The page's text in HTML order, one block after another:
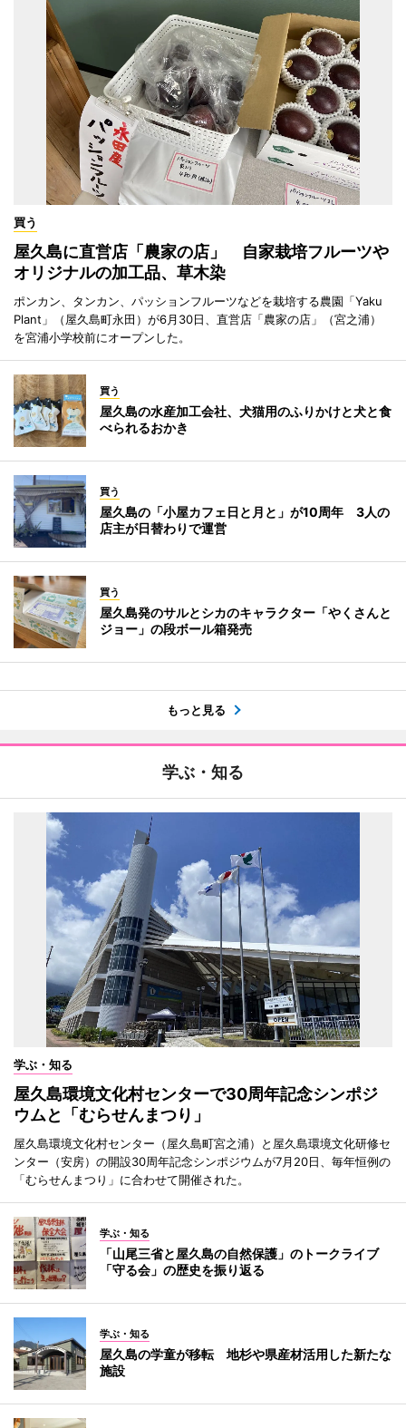
買う
屋久島に直営店「農家の店」 自家栽培フルーツや
オリジナルの加工品、草木染
ポンカン、タンカン、パッションフルーツなどを栽培する農園「Yaku
Plant」（屋久島町永田）が6月30日、直営店「農家の店」（宮之浦）
を宮浦小学校前にオープンした。
買う
屋久島の水産加工会社、犬猫用のふりかけと犬と食
べられるおかき
買う
屋久島の「小屋カフェ日と月と」が10周年 3人の
店主が日替わりで運営
買う
屋久島発のサルとシカのキャラクター「やくさんと
ジョー」の段ボール箱発売
もっと見る
学ぶ・知る
学ぶ・知る
屋久島環境文化村センターで30周年記念シンポジ
ウムと「むらせんまつり」
屋久島環境文化村センター（屋久島町宮之浦）と屋久島環境文化研修セ
ンター（安房）の開設30周年記念シンポジウムが7月20日、毎年恒例の
「むらせんまつり」に合わせて開催された。
学ぶ・知る
「山尾三省と屋久島の自然保護」のトークライブ
「守る会」の歴史を振り返る
学ぶ・知る
屋久島の学童が移転 地杉や県産材活用した新たな
施設